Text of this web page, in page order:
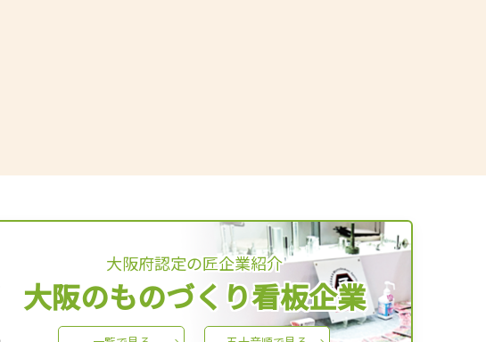
大阪府認定の匠企業紹介
大阪のものづくり看板企業